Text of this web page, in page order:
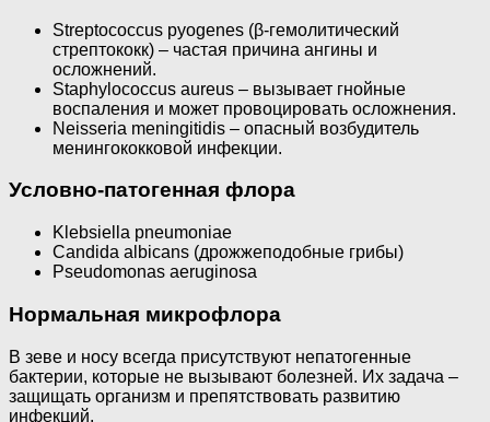
Streptococcus pyogenes (β-гемолитический
стрептококк) – частая причина ангины и
осложнений.
Staphylococcus aureus – вызывает гнойные
воспаления и может провоцировать осложнения.
Neisseria meningitidis – опасный возбудитель
менингококковой инфекции.
Условно-патогенная флора
Klebsiella pneumoniae
Candida albicans (дрожжеподобные грибы)
Pseudomonas aeruginosa
Нормальная микрофлора
В зеве и носу всегда присутствуют непатогенные
бактерии, которые не вызывают болезней. Их задача –
защищать организм и препятствовать развитию
инфекций.